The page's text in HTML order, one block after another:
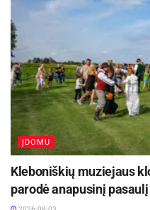
ĮDOMU
Kleboniškių muziejaus
parodė anapusinį pasaulį